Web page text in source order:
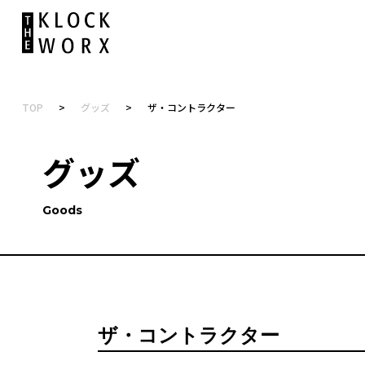
TOP > グッズ > ザ・コントラクター
グッズ
Goods
ザ・コントラクター